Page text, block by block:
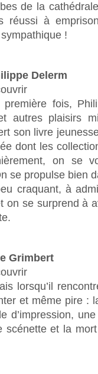
de la
réussi à
!
Delerm
première fois,
autres plaisirs
son livre
dont les
on
se propulse bien
craquant, à
on se surprend à
Grimbert
lorsqu’il
et même pire :
d’impression,
scénette et la